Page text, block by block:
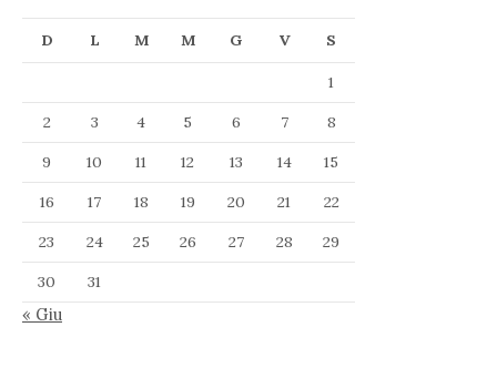
D L M M G V S
1
2
3 4 5 6 7
8
9
10 11 12 13 14
15
16
17 18 19 20 21
22
23
24 25 26 27 28
29
30
31
« Giu